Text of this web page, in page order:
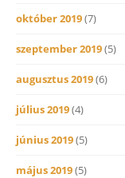
október 2019(7)
szeptember 2019(5)
augusztus 2019(6)
július 2019(4)
június 2019(5)
május 2019(5)